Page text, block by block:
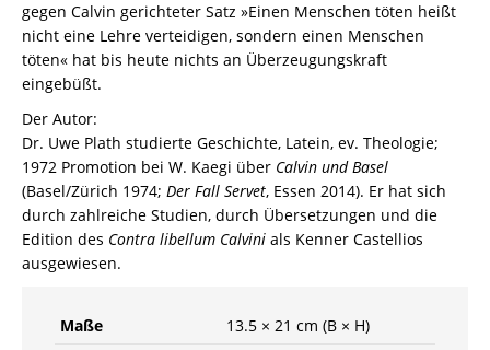
gegen Calvin gerichteter Satz »Einen Menschen töten heißt
nicht eine Lehre verteidigen, sondern einen Menschen
töten« hat bis heute nichts an Überzeugungskraft
eingebüßt.
Der Autor:
Dr. Uwe Plath studierte Geschichte, Latein, ev. Theologie;
1972 Promotion bei W. Kaegi über Calvin und Basel
(Basel/Zürich 1974; Der Fall Servet, Essen 2014). Er hat sich
durch zahlreiche Studien, durch Übersetzungen und die
Edition des Contra libellum Calvini als Kenner Castellios
ausgewiesen.
Maße
13.5 × 21 cm (B × H)